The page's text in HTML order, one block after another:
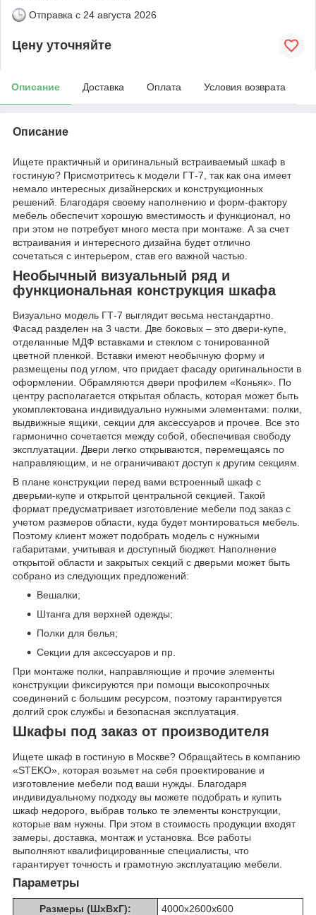
Отправка с 24 августа 2026
Цену уточняйте
Описание Доставка Оплата Условия возврата
Описание
Ищете практичный и оригинальный встраиваемый шкаф в
гостиную? Присмотритесь к модели ГТ-7, так как она имеет
немало интересных дизайнерских и конструкционных
решений. Благодаря своему наполнению и форм-фактору
мебель обеспечит хорошую вместимость и функционал, но
при этом не потребует много места при монтаже. А за счет
встраивания и интересного дизайна будет отлично
сочетаться с интерьером, став его важной частью.
Необычный визуальный ряд и
функциональная конструкция шкафа
Визуально модель ГТ-7 выглядит весьма нестандартно.
Фасад разделен на 3 части. Две боковых – это двери-купе,
отделанные МДФ вставками и стеклом с тонированной
цветной пленкой. Вставки имеют необычную форму и
размещены под углом, что придает фасаду оригинальности в
оформлении. Обрамляются двери профилем «Коньяк». По
центру располагается открытая область, которая может быть
укомплектована индивидуально нужными элементами: полки,
выдвижные ящики, секции для аксессуаров и прочее. Все это
гармонично сочетается между собой, обеспечивая свободу
эксплуатации. Двери легко открываются, перемещаясь по
направляющим, и не ограничивают доступ к другим секциям.
В плане конструкции перед вами встроенный шкаф с
дверьми-купе и открытой центральной секцией. Такой
формат предусматривает изготовление мебели под заказ с
учетом размеров области, куда будет монтироваться мебель.
Поэтому клиент может подобрать модель с нужными
габаритами, учитывая и доступный бюджет. Наполнение
открытой области и закрытых секций с дверьми может быть
собрано из следующих предложений:
Вешалки;
Штанга для верхней одежды;
Полки для белья;
Секции для аксессуаров и пр.
При монтаже полки, направляющие и прочие элементы
конструкции фиксируются при помощи высокопрочных
соединений с большим ресурсом, поэтому гарантируется
долгий срок службы и безопасная эксплуатация.
Шкафы под заказ от производителя
Ищете шкаф в гостиную в Москве? Обращайтесь в компанию
«STEKO», которая возьмет на себя проектирование и
изготовление мебели под ваши нужды. Благодаря
индивидуальному подходу вы можете подобрать и купить
шкаф недорого, выбрав только те элементы конструкции,
которые вам нужны. При этом в стоимость продукции входят
замеры, доставка, монтаж и установка. Все работы
выполняют квалифицированные специалисты, что
гарантирует точность и грамотную эксплуатацию мебели.
Параметры
Размеры (ШхВхГ):
4000х2600х600